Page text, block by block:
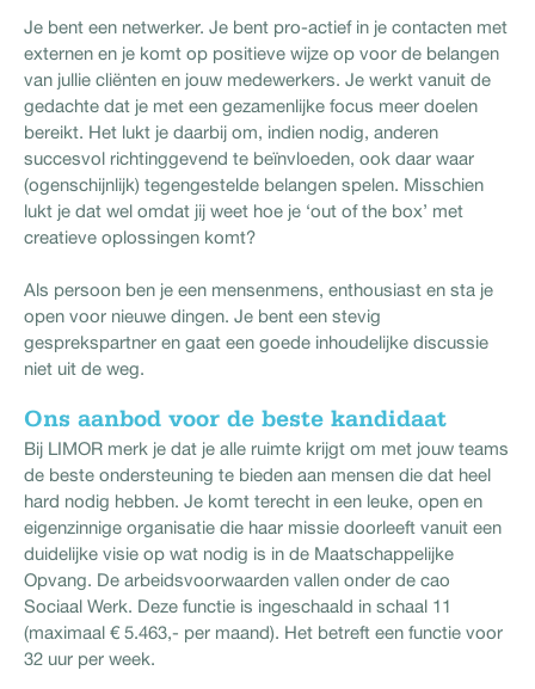
Je bent een netwerker. Je bent pro-actief in je contacten met
externen en je komt op positieve wijze op voor de belangen
van jullie cliënten en jouw medewerkers. Je werkt vanuit de
gedachte dat je met een gezamenlijke focus meer doelen
bereikt. Het lukt je daarbij om, indien nodig, anderen
succesvol richtinggevend te beïnvloeden, ook daar waar
(ogenschijnlijk) tegengestelde belangen spelen. Misschien
lukt je dat wel omdat jij weet hoe je ‘out of the box’ met
creatieve oplossingen komt?
Als persoon ben je een mensenmens, enthousiast en sta je
open voor nieuwe dingen. Je bent een stevig
gesprekspartner en gaat een goede inhoudelijke discussie
niet uit de weg.
Ons aanbod voor de beste kandidaat
Bij LIMOR merk je dat je alle ruimte krijgt om met jouw teams
de beste ondersteuning te bieden aan mensen die dat heel
hard nodig hebben. Je komt terecht in een leuke, open en
eigenzinnige organisatie die haar missie doorleeft vanuit een
duidelijke visie op wat nodig is in de Maatschappelijke
Opvang. De arbeidsvoorwaarden vallen onder de cao
Sociaal Werk. Deze functie is ingeschaald in schaal 11
(maximaal € 5.463,- per maand). Het betreft een functie voor
32 uur per week.